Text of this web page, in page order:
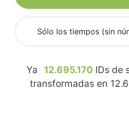
Sólo los tiempos (sin
Ya 12.695.170 IDs de
transformadas en